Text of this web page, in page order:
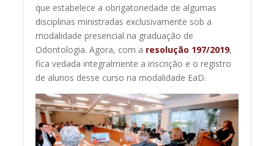
que estabelece a obrigatoriedade de algumas
disciplinas ministradas exclusivamente sob a
modalidade presencial na graduação de
Odontologia. Agora, com a resolução 197/2019,
fica vedada integralmente a inscrição e o registro
de alunos desse curso na modalidade EaD.